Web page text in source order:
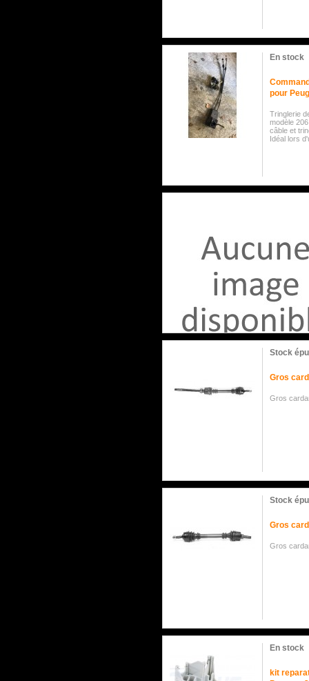
En stock
pour
Tringlerie
modèle
câble et
Idéal lors
Stock
Gros
Gros
Stock
Gros
Gros
En stock
kit